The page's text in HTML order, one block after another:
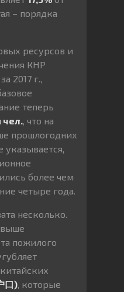
– порядка
ресурсов и
КНР
за 2017 г.,
теперь
чел., что на
прошлогодних
указывается,
более чем
четыре года.
несколько.
пожилого
口), которые